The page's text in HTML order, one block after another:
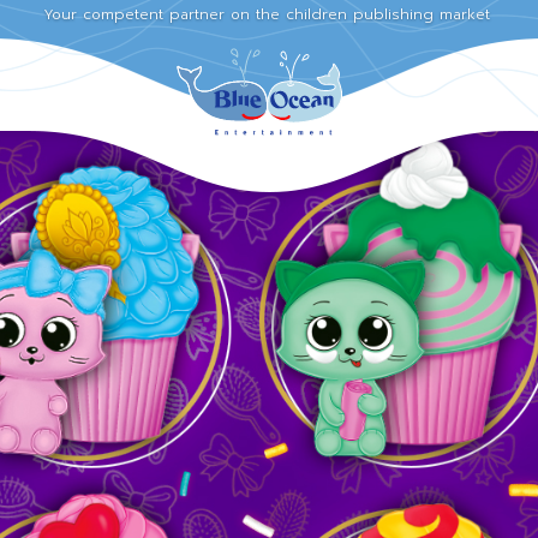
Your competent partner on the children publishing market